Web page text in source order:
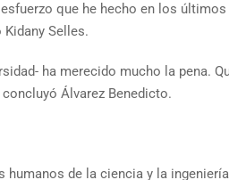
que he hecho en los últimos
Selles.
ha merecido mucho la pena.
Álvarez Benedicto.
humanos de la ciencia y la ingeniería